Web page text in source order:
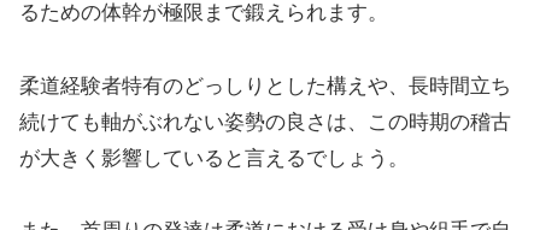
るための体幹が極限まで鍛えられます。
柔道経験者特有のどっしりとした構えや、長時間立ち
続けても軸がぶれない姿勢の良さは、この時期の稽古
が大きく影響していると言えるでしょう。